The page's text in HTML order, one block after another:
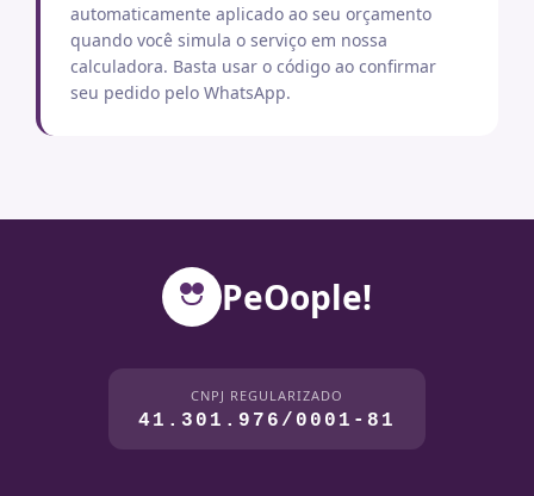
automaticamente aplicado ao seu orçamento
quando você simula o serviço em nossa
calculadora. Basta usar o código ao confirmar
seu pedido pelo WhatsApp.
PeOople!
CNPJ REGULARIZADO
41.301.976/0001-81